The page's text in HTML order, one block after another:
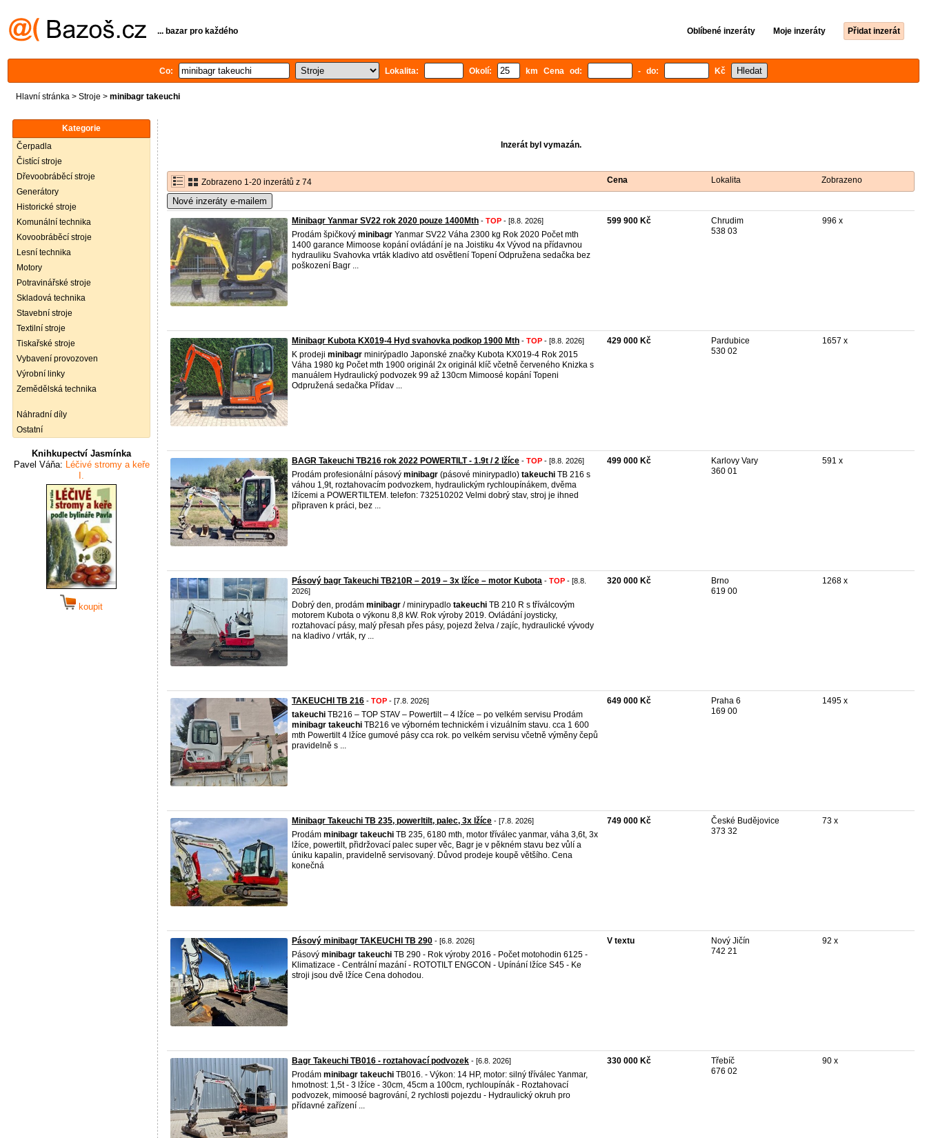
... bazar pro každého Oblíbené inzeráty Moje inzeráty Přidat inzerát
Co: Lokalita: Okolí: km Cena od: - do: Kč
Hlavní stránka > Stroje > minibagr takeuchi
Kategorie
Čerpadla
Čistící stroje
Dřevoobráběcí stroje
Generátory
Historické stroje
Komunální technika
Kovoobráběcí stroje
Lesní technika
Motory
Potravinářské stroje
Skladová technika
Stavební stroje
Textilní stroje
Tiskařské stroje
Vybavení provozoven
Výrobní linky
Zemědělská technika
Náhradní díly
Ostatní
Knihkupectví Jasmínka
Pavel Váňa: Léčivé stromy a keře
I.
koupit
Inzerát byl vymazán.
Zobrazeno 1-20 inzerátů z 74 Cena Lokalita Zobrazeno
Nové inzeráty e-mailem
Minibagr Yanmar SV22 rok 2020 pouze 1400Mth - TOP - [8.8. 2026]
Prodám špičkový minibagr Yanmar SV22 Váha 2300 kg Rok 2020 Počet mth
1400 garance Mimoose kopání ovládání je na Joistiku 4x Vývod na přídavnou
hydrauliku Svahovka vrták kladivo atd osvětlení Topení Odpružena sedačka bez
poškození Bagr ...
599 900 Kč
Chrudim
538 03
996 x
Minibagr Kubota KX019-4 Hyd svahovka podkop 1900 Mth - TOP - [8.8. 2026]
K prodeji minibagr minirýpadlo Japonské značky Kubota KX019-4 Rok 2015
Váha 1980 kg Počet mth 1900 originál 2x originál klíč včetně červeného Knizka s
manuálem Hydraulický podvozek 99 až 130cm Mimoosé kopání Topeni
Odpružená sedačka Přídav ...
429 000 Kč
Pardubice
530 02
1657 x
BAGR Takeuchi TB216 rok 2022 POWERTILT - 1.9t / 2 lžíce - TOP - [8.8. 2026]
Prodám profesionální pásový minibagr (pásové minirypadlo) takeuchi TB 216 s
váhou 1,9t, roztahovacím podvozkem, hydraulickým rychloupínákem, dvěma
lžícemi a POWERTILTEM. telefon: 732510202 Velmi dobrý stav, stroj je ihned
připraven k práci, bez ...
499 000 Kč
Karlovy Vary
360 01
591 x
Pásový bagr Takeuchi TB210R – 2019 – 3x lžíce – motor Kubota - TOP - [8.8.
2026]
Dobrý den, prodám minibagr / minirypadlo takeuchi TB 210 R s tříválcovým
motorem Kubota o výkonu 8,8 kW. Rok výroby 2019. Ovládání joysticky,
roztahovací pásy, malý přesah přes pásy, pojezd želva / zajíc, hydraulické vývody
na kladivo / vrták, ry ...
320 000 Kč
Brno
619 00
1268 x
TAKEUCHI TB 216 - TOP - [7.8. 2026]
takeuchi TB216 – TOP STAV – Powertilt – 4 lžíce – po velkém servisu Prodám
minibagr takeuchi TB216 ve výborném technickém i vizuálním stavu. cca 1 600
mth Powertilt 4 lžíce gumové pásy cca rok. po velkém servisu včetně výměny čepů
pravidelně s ...
649 000 Kč
Praha 6
169 00
1495 x
Minibagr Takeuchi TB 235, powerltilt, palec, 3x lžíce - [7.8. 2026]
Prodám minibagr takeuchi TB 235, 6180 mth, motor tříválec yanmar, váha 3,6t, 3x
lžíce, powertilt, přidržovací palec super věc, Bagr je v pěkném stavu bez vůlí a
úniku kapalin, pravidelně servisovaný. Důvod prodeje koupě většího. Cena
konečná
749 000 Kč
České Budějovice
373 32
73 x
Pásový minibagr TAKEUCHI TB 290 - [6.8. 2026]
Pásový minibagr takeuchi TB 290 - Rok výroby 2016 - Počet motohodin 6125 -
Klimatizace - Centrální mazání - ROTOTILT ENGCON - Upínání lžíce S45 - Ke
stroji jsou dvě lžíce Cena dohodou.
V textu
Nový Jičín
742 21
92 x
Bagr Takeuchi TB016 - roztahovací podvozek - [6.8. 2026]
Prodám minibagr takeuchi TB016. - Výkon: 14 HP, motor: silný tříválec Yanmar,
hmotnost: 1,5t - 3 lžíce - 30cm, 45cm a 100cm, rychloupínák - Roztahovací
podvozek, mimoosé bagrování, 2 rychlosti pojezdu - Hydraulický okruh pro
přídavné zařízení ...
330 000 Kč
Třebíč
676 02
90 x